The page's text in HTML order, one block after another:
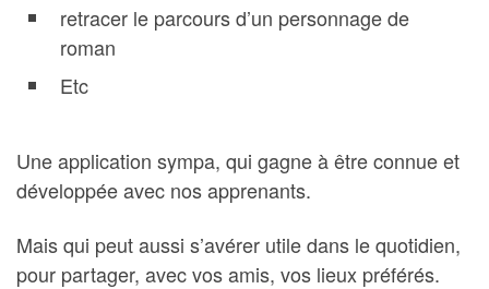
retracer le parcours d’un personnage de
roman
Etc
Une application sympa, qui gagne à être connue et
développée avec nos apprenants.
Mais qui peut aussi s’avérer utile dans le quotidien,
pour partager, avec vos amis, vos lieux préférés.